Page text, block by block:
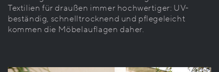
Textilien für draußen immer hochwertiger: UV-
beständig, schnelltrocknend und pflegeleicht
kommen die Möbelauflagen daher.